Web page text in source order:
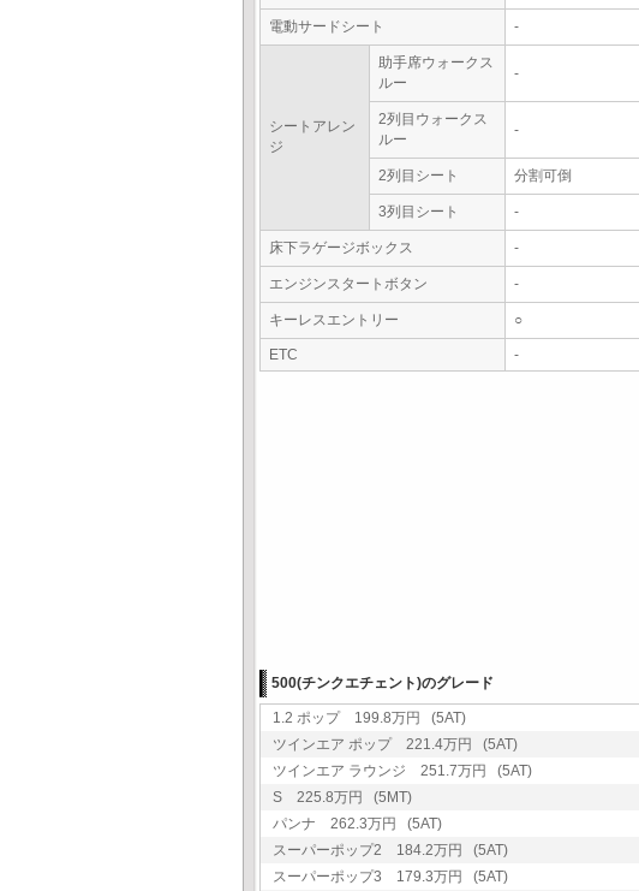
電動サードシート -
シートアレン
ジ
助手席ウォークス
ルー
-
2列目ウォークス
ルー
-
2列目シート 分割可倒
3列目シート -
床下ラゲージボックス -
エンジンスタートボタン -
キーレスエントリー ○
ETC -
500(チンクエチェント)のグレード
1.2 ポップ 199.8万円 (5AT)
ツインエア ポップ 221.4万円 (5AT)
ツインエア ラウンジ 251.7万円 (5AT)
S 225.8万円 (5MT)
パンナ 262.3万円 (5AT)
スーパーポップ2 184.2万円 (5AT)
スーパーポップ3 179.3万円 (5AT)